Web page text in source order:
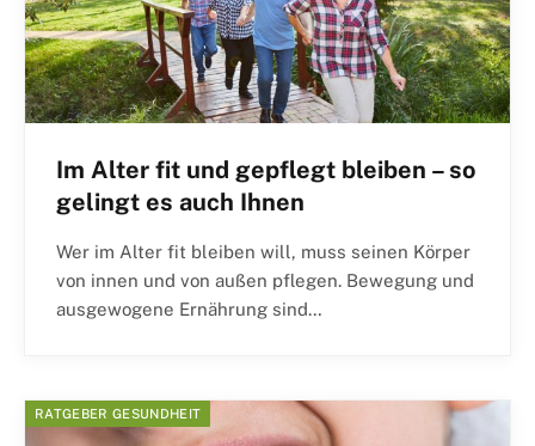
Im Alter fit und gepflegt bleiben – so
gelingt es auch Ihnen
Wer im Alter fit bleiben will, muss seinen Körper
von innen und von außen pflegen. Bewegung und
ausgewogene Ernährung sind…
RATGEBER GESUNDHEIT